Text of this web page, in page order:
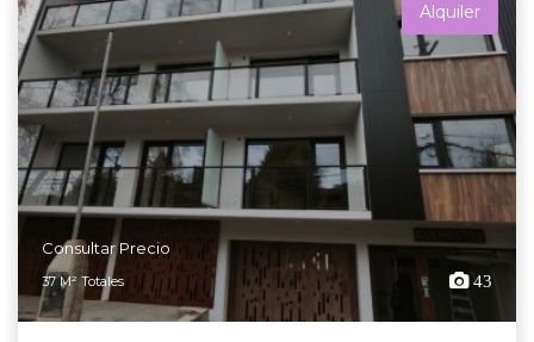
Alquiler
Consultar Precio
37 M² Totales 43